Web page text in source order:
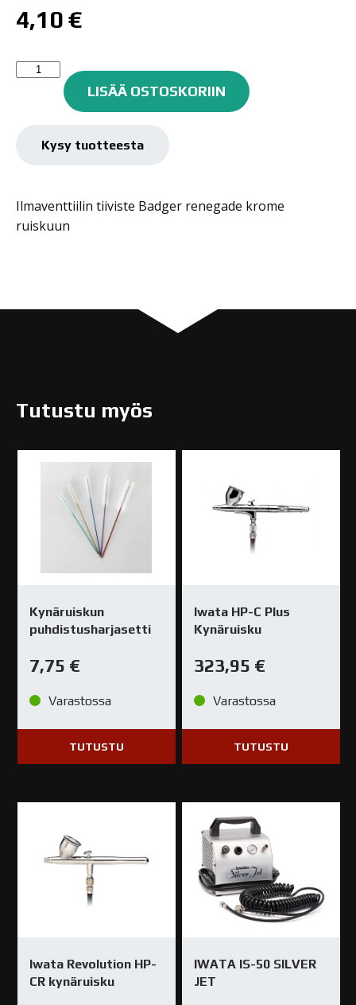
4,10 €
BADGER
TIIVISTE
LISÄÄ OSTOSKORIIN
Kysy tuotteesta
Ilmaventtiilin tiiviste Badger renegade krome
ruiskuun
Tutustu myös
Kynäruiskun
puhdistusharjasetti
7,75 €
Varastossa
TUTUSTU
Iwata HP-C Plus
Kynäruisku
323,95 €
Varastossa
TUTUSTU
Iwata Revolution HP-
CR kynäruisku
IWATA IS-50 SILVER
JET